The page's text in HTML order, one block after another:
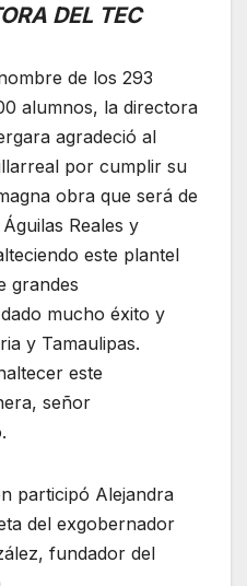
DEL TEC
de los 293
alumnos, la directora
agradeció al
por cumplir su
obra que será de
Reales y
este plantel
grandes
mucho éxito y
y Tamaulipas.
este
señor
participó Alejandra
del exgobernador
fundador del